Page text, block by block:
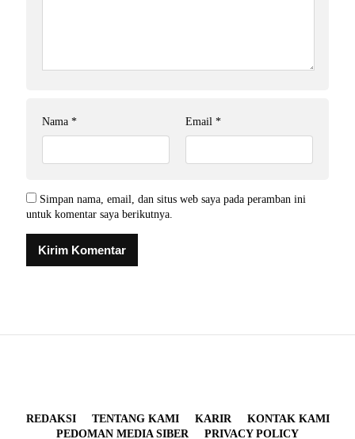
Nama * Email *
Simpan nama, email, dan situs web saya pada peramban ini
untuk komentar saya berikutnya.
REDAKSI TENTANG KAMI KARIR
KONTAK KAMI
PEDOMAN MEDIA SIBER
PRIVACY POLICY